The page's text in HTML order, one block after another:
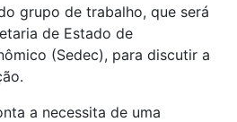
grupo de trabalho, que será
de Estado de
(Sedec), para discutir a
a necessita de uma